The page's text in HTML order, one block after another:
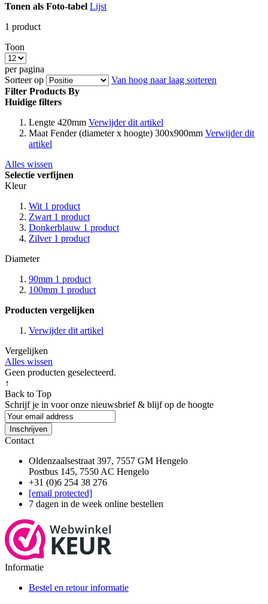
Tonen als Foto-tabel Lijst
1 product
Toon
per pagina
Sorteer op
Van hoog naar laag sorteren
Filter Products By
Huidige filters
Lengte 420mm Verwijder dit artikel
Maat Fender (diameter x hoogte) 300x900mm Verwijder dit
artikel
Alles wissen
Selectie verfijnen
Kleur
Wit 1 product
Zwart 1 product
Donkerblauw 1 product
Zilver 1 product
Diameter
90mm 1 product
100mm 1 product
Producten vergelijken
Verwijder dit artikel
Vergelijken
Alles wissen
Geen producten geselecteerd.
↑
Back to Top
Schrijf je in voor onze nieuwsbrief & blijf op de hoogte
Inschrijven
Contact
Oldenzaalsestraat 397, 7557 GM Hengelo
Postbus 145, 7550 AC Hengelo
+31 (0)6 254 38 276
[email protected]
7 dagen in de week online bestellen
Informatie
Bestel en retour informatie